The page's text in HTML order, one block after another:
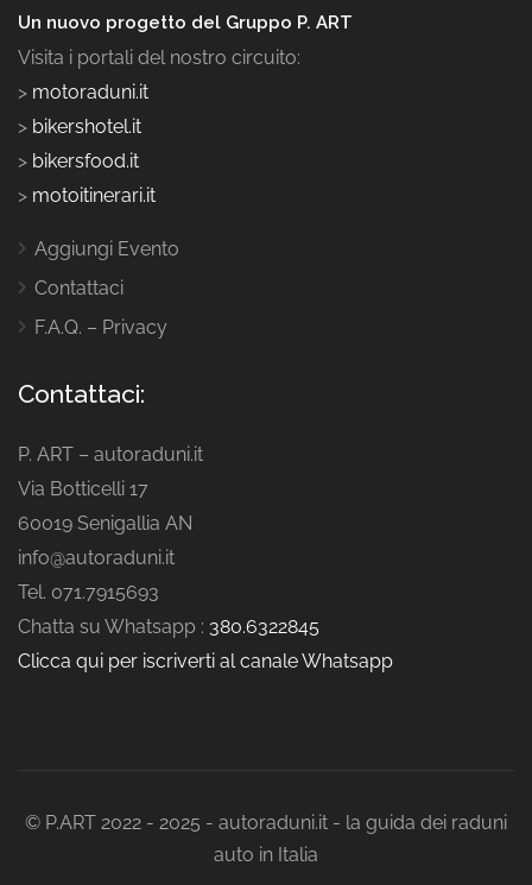
Un nuovo progetto del Gruppo P. ART
Visita i portali del nostro circuito:
> motoraduni.it
> bikershotel.it
> bikersfood.it
> motoitinerari.it
Aggiungi Evento
Contattaci
F.A.Q. – Privacy
Contattaci:
P. ART – autoraduni.it
Via Botticelli 17
60019 Senigallia AN
info@autoraduni.it
Tel. 071.7915693
Chatta su Whatsapp : 380.6322845
Clicca qui per iscriverti al canale Whatsapp
© P.ART 2022 - 2025 - autoraduni.it - la guida dei raduni
auto in Italia